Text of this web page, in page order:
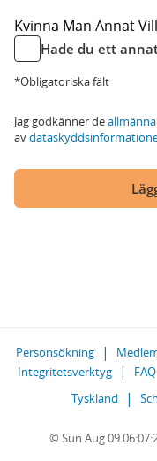
Kvinna Man Annat
Hade du ett
*Obligatoriska fält
Jag godkänner de
av
Personsökning
Integritetsverktyg
FAQ
Tyskland
© Sun Aug 09